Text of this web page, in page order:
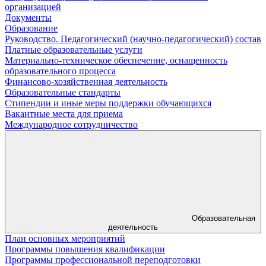
организацией
Документы
Образование
Руководство. Педагогический (научно-педагогический) состав
Платные образовательные услуги
Материально-техническое обеспечение, оснащенность
образовательного процесса
Финансово-хозяйственная деятельность
Образовательные стандарты
Стипендии и иные меры поддержки обучающихся
Вакантные места для приема
Международное сотрудничество
Образовательная
деятельность
План основных мероприятий
Программы повышения квалификации
Программы профессиональной переподготовки